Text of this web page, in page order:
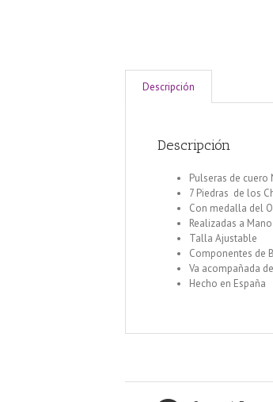
Descripción
Descripción
Pulseras de cuero
7 Piedras de los
Con medalla del
Realizadas a Mano
Talla Ajustable
Componentes de
Va acompañada
Hecho en España